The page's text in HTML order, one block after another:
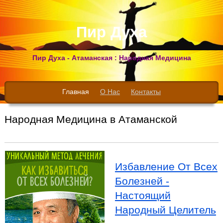
Пир Духа
Пир Духа - Атаманская : Народная Медицина
Главная О Нас Контакты
Народная Медицина в Атаманской
Избавление От Всех
Болезней -
Настоящий
Народный Целитель